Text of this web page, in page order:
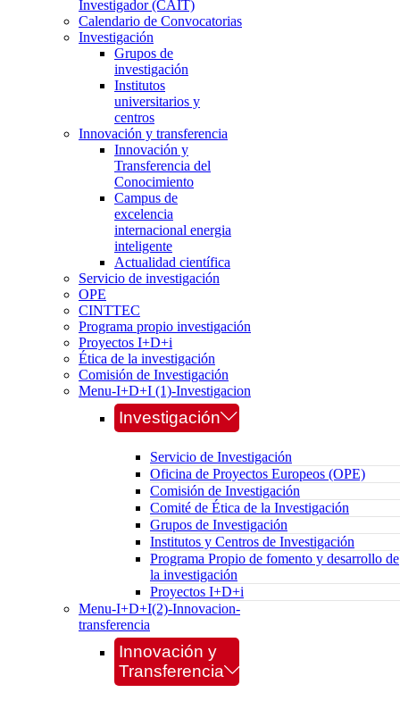
Investigador (CAIT)
Calendario de Convocatorias
Investigación
Grupos de
investigación
Institutos
universitarios y
centros
Innovación y transferencia
Innovación y
Transferencia del
Conocimiento
Campus de
excelencia
internacional energia
inteligente
Actualidad científica
Servicio de investigación
OPE
CINTTEC
Programa propio investigación
Proyectos I+D+i
Ética de la investigación
Comisión de Investigación
Menu-I+D+I (1)-Investigacion
Investigación
Servicio de Investigación
Oficina de Proyectos Europeos (OPE)
Comisión de Investigación
Comité de Ética de la Investigación
Grupos de Investigación
Institutos y Centros de Investigación
Programa Propio de fomento y desarrollo de
la investigación
Proyectos I+D+i
Menu-I+D+I(2)-Innovacion-
transferencia
Innovación y
Transferencia